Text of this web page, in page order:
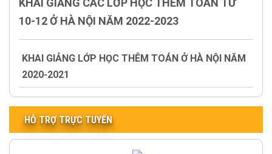
KHAI GIẢNG CÁC LỚP HỌC THÊM TOÁN TỪ
10-12 Ở HÀ NỘI NĂM 2022-2023
KHAI GIẢNG LỚP HỌC THÊM TOÁN Ở HÀ NỘI NĂM
2020-2021
HỖ TRỢ TRỰC TUYẾN